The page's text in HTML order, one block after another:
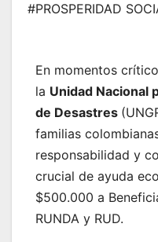
#PROSPERIDAD
En momentos
la Unidad Nacional
de Desastres
familias
responsabilidad y
crucial de ayuda
$500.000 a
RUNDA y RUD.